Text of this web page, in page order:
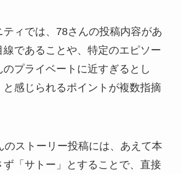
ティでは、78さんの投稿内容があ
線であることや、特定のエピソー
のプライベートに近すぎるとし
と感じられるポイントが複数指摘
のストーリー投稿には、あえて本
ず「サトー」とすることで、直接